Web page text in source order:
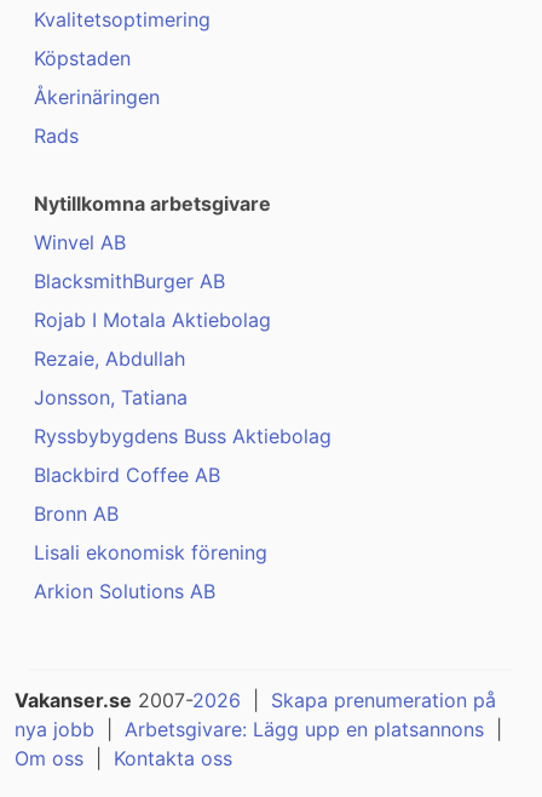
Kvalitetsoptimering
Köpstaden
Åkerinäringen
Rads
Nytillkomna arbetsgivare
Winvel AB
BlacksmithBurger AB
Rojab I Motala Aktiebolag
Rezaie, Abdullah
Jonsson, Tatiana
Ryssbybygdens Buss Aktiebolag
Blackbird Coffee AB
Bronn AB
Lisali ekonomisk förening
Arkion Solutions AB
Vakanser.se 2007-2026
Skapa prenumeration på
nya jobb
Arbetsgivare: Lägg upp en platsannons
Om oss
Kontakta oss